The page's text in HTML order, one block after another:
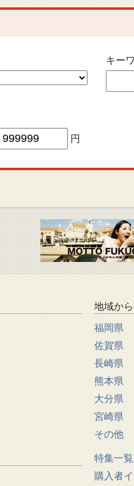
キー
円
地域か
福岡県
佐賀県
長崎県
熊本県
大分県
宮崎県
その他
特集一覧
購入者